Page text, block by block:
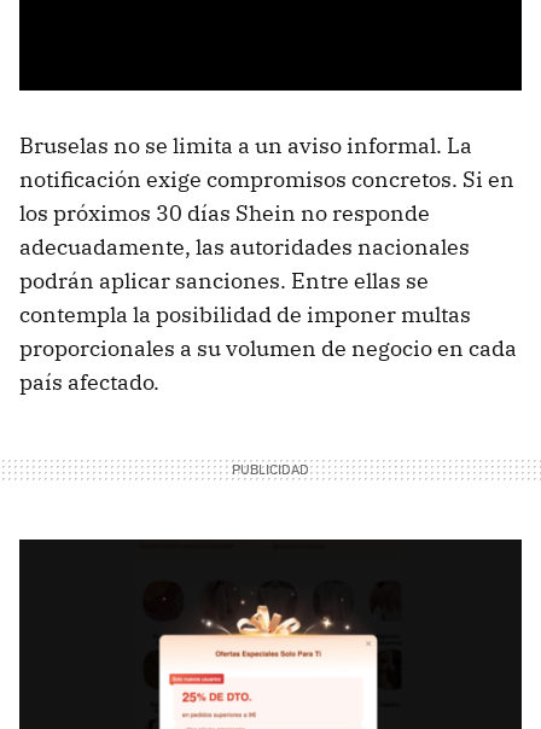
Bruselas no se limita a un aviso informal. La
notificación exige compromisos concretos. Si en
los próximos 30 días Shein no responde
adecuadamente, las autoridades nacionales
podrán aplicar sanciones. Entre ellas se
contempla la posibilidad de imponer multas
proporcionales a su volumen de negocio en cada
país afectado.